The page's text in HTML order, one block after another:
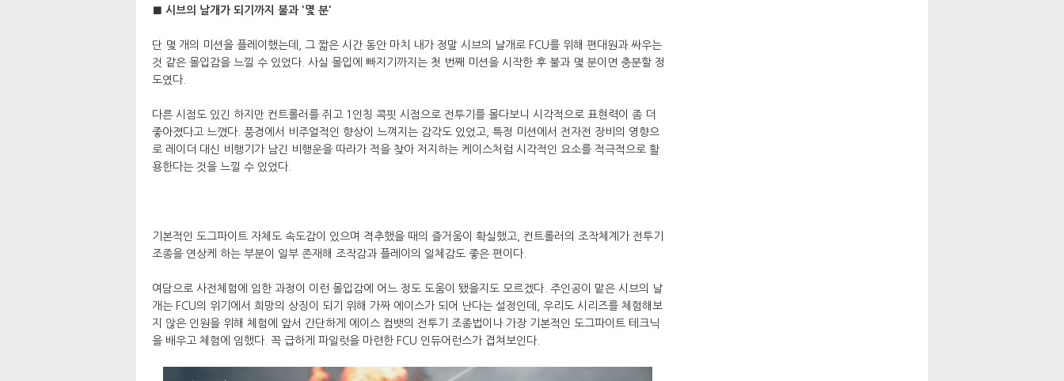
■ 시브의 날개가 되기까지 불과 '몇 분'
단 몇 개의 미션을 플레이했는데, 그 짧은 시간 동안 마치 내가 정말 시브의 날개로 FCU를 위해 편대원과 싸우는
것 같은 몰입감을 느낄 수 있었다. 사실 몰입에 빠지기까지는 첫 번째 미션을 시작한 후 불과 몇 분이면 충분할 정
도였다.
다른 시점도 있긴 하지만 컨트롤러를 쥐고 1인칭 콕핏 시점으로 전투기를 몰다보니 시각적으로 표현력이 좀 더
좋아졌다고 느꼈다. 풍경에서 비주얼적인 향상이 느껴지는 감각도 있었고, 특정 미션에서 전자전 장비의 영향으
로 레이더 대신 비행기가 남긴 비행운을 따라가 적을 찾아 저지하는 케이스처럼 시각적인 요소를 적극적으로 활
용한다는 것을 느낄 수 있었다.
기본적인 도그파이트 자체도 속도감이 있으며 격추했을 때의 즐거움이 확실했고, 컨트롤러의 조작체계가 전투기
조종을 연상케 하는 부분이 일부 존재해 조작감과 플레이의 일체감도 좋은 편이다.
여담으로 사전체험에 임한 과정이 이런 몰입감에 어느 정도 도움이 됐을지도 모르겠다. 주인공이 맡은 시브의 날
개는 FCU의 위기에서 희망의 상징이 되기 위해 가짜 에이스가 되어 난다는 설정인데, 우리도 시리즈를 체험해보
지 않은 인원을 위해 체험에 앞서 간단하게 에이스 컴뱃의 전투기 조종법이나 가장 기본적인 도그파이트 테크닉
을 배우고 체험에 임했다. 꼭 급하게 파일럿을 마련한 FCU 인듀어런스가 겹쳐보인다.